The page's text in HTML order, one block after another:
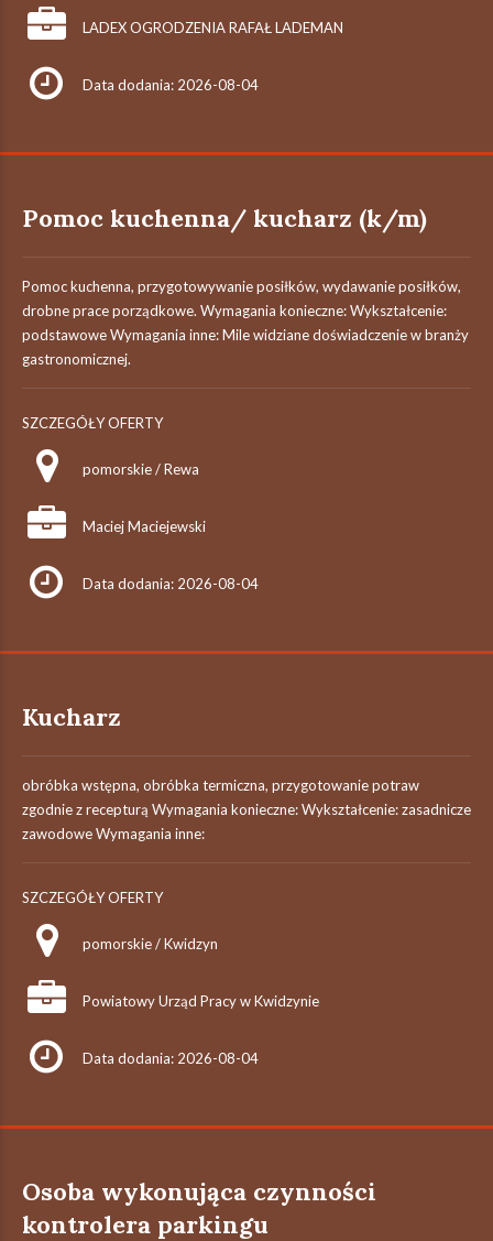
LADEX OGRODZENIA RAFAŁ LADEMAN
Data dodania: 2026-08-04
Pomoc kuchenna/ kucharz (k/m)
Pomoc kuchenna, przygotowywanie posiłków, wydawanie posiłków,
drobne prace porządkowe. Wymagania konieczne: Wykształcenie:
podstawowe Wymagania inne: Mile widziane doświadczenie w branży
gastronomicznej.
SZCZEGÓŁY OFERTY
pomorskie / Rewa
Maciej Maciejewski
Data dodania: 2026-08-04
Kucharz
obróbka wstępna, obróbka termiczna, przygotowanie potraw
zgodnie z recepturą Wymagania konieczne: Wykształcenie: zasadnicze
zawodowe Wymagania inne:
SZCZEGÓŁY OFERTY
pomorskie / Kwidzyn
Powiatowy Urząd Pracy w Kwidzynie
Data dodania: 2026-08-04
Osoba wykonująca czynności
kontrolera parkingu